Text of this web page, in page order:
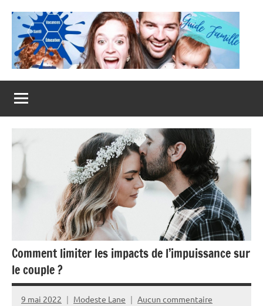
contenu
Guide
Famille
Comment limiter les impacts de l’impuissance sur
le couple ?
9 mai 2022 Modeste Lane Aucun commentaire